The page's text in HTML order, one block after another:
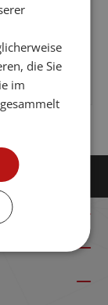
Uhr
die Sie
im